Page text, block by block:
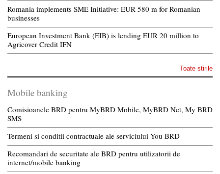
Romania implements SME Initiative: EUR 580 m for Romanian
businesses
European Investment Bank (EIB) is lending EUR 20 million to
Agricover Credit IFN
Toate stirile
Mobile banking
Comisioanele BRD pentru MyBRD Mobile, MyBRD Net, My BRD
SMS
Termeni si conditii contractuale ale serviciului You BRD
Recomandari de securitate ale BRD pentru utilizatorii de
internet/mobile banking